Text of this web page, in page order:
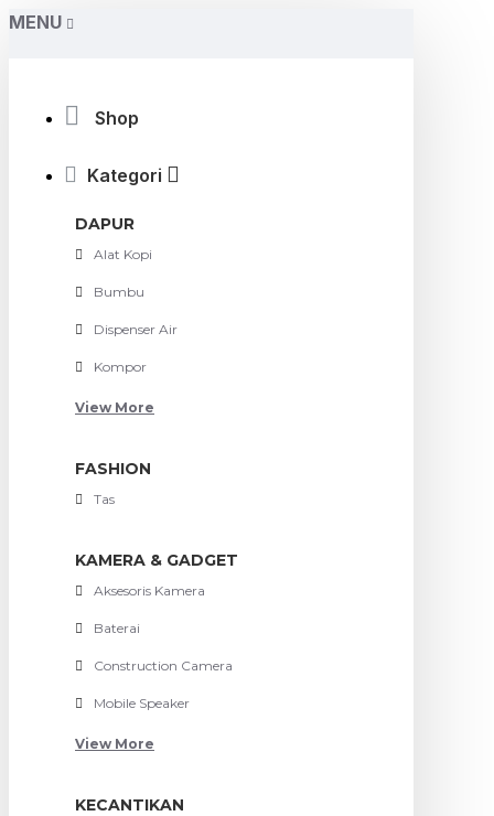
MENU
Shop
Kategori
DAPUR
Alat Kopi
Bumbu
Dispenser Air
Kompor
View More
FASHION
Tas
KAMERA & GADGET
Aksesoris Kamera
Baterai
Construction Camera
Mobile Speaker
View More
KECANTIKAN